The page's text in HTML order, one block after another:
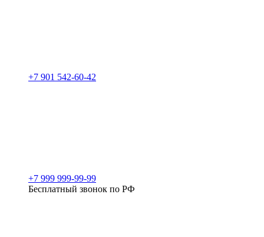
+7 901 542-60-42
+7 999 999-99-99
Бесплатный звонок по РФ